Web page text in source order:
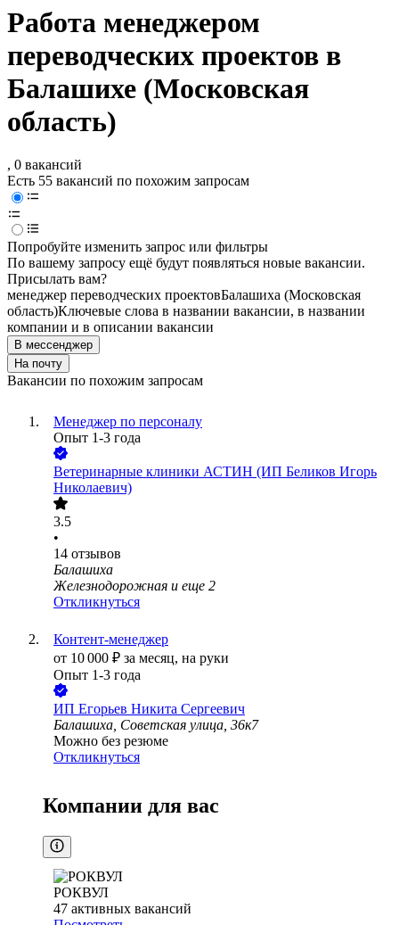
Работа менеджером
переводческих проектов в
Балашихе (Московская
область)
, 0 вакансий
Есть 55 вакансий по похожим запросам
Попробуйте изменить запрос или фильтры
По вашему запросу ещё будут появляться новые вакансии.
Присылать вам?
менеджер переводческих проектовБалашиха (Московская
область)Ключевые слова в названии вакансии, в названии
компании и в описании вакансии
В мессенджер
На почту
Вакансии по похожим запросам
Менеджер по персоналу
Опыт 1-3 года
Ветеринарные клиники АСТИН (ИП Беликов Игорь
Николаевич)
3.5
•
14 отзывов
Балашиха
Железнодорожная и еще 2
Откликнуться
Контент-менеджер
от 10 000 ₽ за месяц, на руки
Опыт 1-3 года
ИП Егорьев Никита Сергеевич
Балашиха, Советская улица, 36к7
Можно без резюме
Откликнуться
Компании для вас
РОКВУЛ
47 активных вакансий